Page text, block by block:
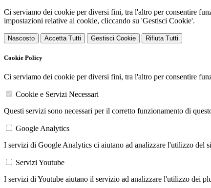
Ci serviamo dei cookie per diversi fini, tra l'altro per consentire
impostazioni relative ai cookie, cliccando su 'Gestisci Cookie'.
Nascosto Accetta Tutti Gestisci Cookie Rifiuta Tutti
Cookie Policy
Ci serviamo dei cookie per diversi fini, tra l'altro per consentire
Cookie e Servizi Necessari
Questi servizi sono necessari per il corretto funzionamento di
Google Analytics
I servizi di Google Analytics ci aiutano ad analizzare l'utilizzo del
Servizi Youtube
I servizi di Youtube aiutano il servizio ad analizzare l'utilizzo dei